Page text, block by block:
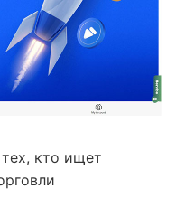
кто ищет